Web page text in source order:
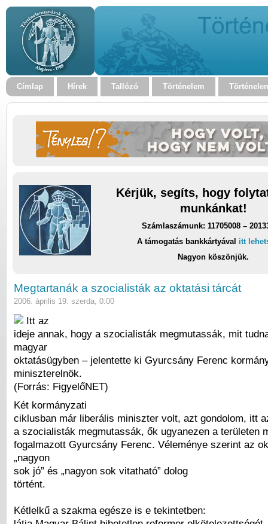
Címlap Hírek Tallózó Történelem
Kérjük, segíts, hogy
munkánkat!
Számlaszámunk: 11705008 –
A támogatás bankkártyával itt
Nagyon köszönjük.
Megtartanák a szocialisták az oktatási tárcát
2006. április 19. szerda, 0:00
Itt az
ideje annak, hogy a szocialisták megmutassák, mit
magyar
oktatásügyben – jelentette ki Gyurcsány Ferenc
miniszterelnök.
(Forrás: FigyelőNET)
Két kormányzati
ciklusban már liberális miniszter volt, azt gondolom, itt
a szocialisták megmutassák, ők ugyanezen a területen
fogalmazott Gyurcsány Ferenc. Véleménye szerint az
„nagyon
sok jó” és „nagyon sok vitatható” dolog
történt.
Kétlelkű a szakma egésze is e tekintetben: